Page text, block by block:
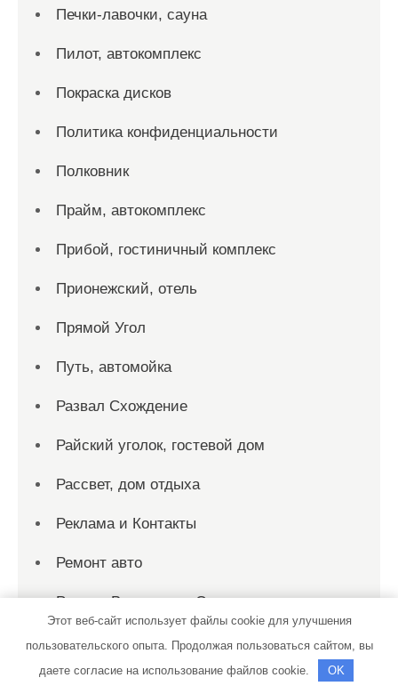
Печки-лавочки, сауна
Пилот, автокомплекс
Покраска дисков
Политика конфиденциальности
Полковник
Прайм, автокомплекс
Прибой, гостиничный комплекс
Прионежский, отель
Прямой Угол
Путь, автомойка
Развал Схождение
Райский уголок, гостевой дом
Рассвет, дом отдыха
Реклама и Контакты
Ремонт авто
Ремонт Выхлопных Систем
Русалка, гостиничный комплекс
Русская банька, сауна
Этот веб-сайт использует файлы cookie для улучшения
пользовательского опыта. Продолжая пользоваться сайтом, вы
даете согласие на использование файлов cookie.
OK